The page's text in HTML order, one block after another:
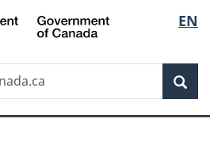
Passer
au
des
Passer
au
principal
Passer
à
Au
du
Passer
à
version
simplifiée
de
la
EN